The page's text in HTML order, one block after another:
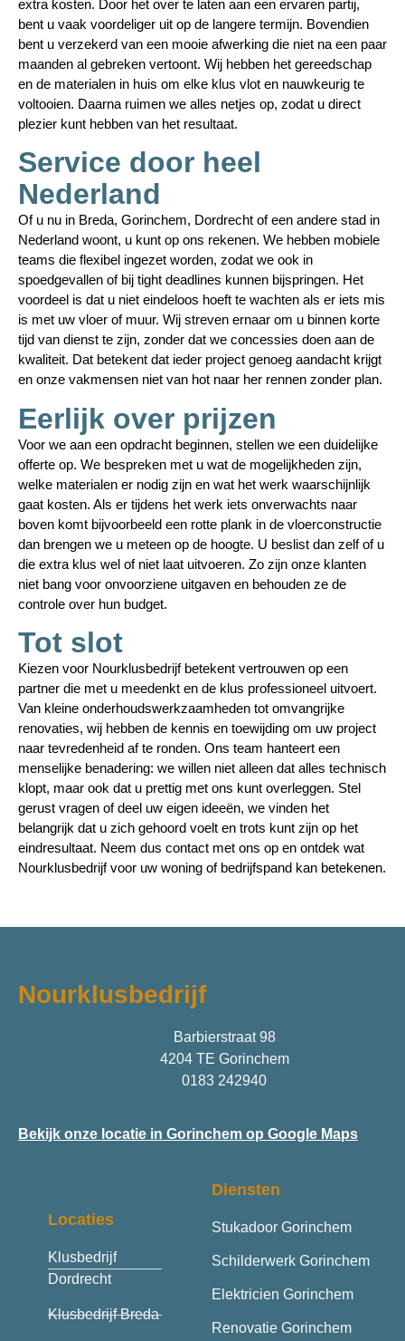
extra kosten. Door het over te laten aan een ervaren partij,
bent u vaak voordeliger uit op de langere termijn. Bovendien
bent u verzekerd van een mooie afwerking die niet na een paar
maanden al gebreken vertoont. Wij hebben het gereedschap
en de materialen in huis om elke klus vlot en nauwkeurig te
voltooien. Daarna ruimen we alles netjes op, zodat u direct
plezier kunt hebben van het resultaat.
Service door heel
Nederland
Of u nu in Breda, Gorinchem, Dordrecht of een andere stad in
Nederland woont, u kunt op ons rekenen. We hebben mobiele
teams die flexibel ingezet worden, zodat we ook in
spoedgevallen of bij tight deadlines kunnen bijspringen. Het
voordeel is dat u niet eindeloos hoeft te wachten als er iets mis
is met uw vloer of muur. Wij streven ernaar om u binnen korte
tijd van dienst te zijn, zonder dat we concessies doen aan de
kwaliteit. Dat betekent dat ieder project genoeg aandacht krijgt
en onze vakmensen niet van hot naar her rennen zonder plan.
Eerlijk over prijzen
Voor we aan een opdracht beginnen, stellen we een duidelijke
offerte op. We bespreken met u wat de mogelijkheden zijn,
welke materialen er nodig zijn en wat het werk waarschijnlijk
gaat kosten. Als er tijdens het werk iets onverwachts naar
boven komt bijvoorbeeld een rotte plank in de vloerconstructie
dan brengen we u meteen op de hoogte. U beslist dan zelf of u
die extra klus wel of niet laat uitvoeren. Zo zijn onze klanten
niet bang voor onvoorziene uitgaven en behouden ze de
controle over hun budget.
Tot slot
Kiezen voor Nourklusbedrijf betekent vertrouwen op een
partner die met u meedenkt en de klus professioneel uitvoert.
Van kleine onderhoudswerkzaamheden tot omvangrijke
renovaties, wij hebben de kennis en toewijding om uw project
naar tevredenheid af te ronden. Ons team hanteert een
menselijke benadering: we willen niet alleen dat alles technisch
klopt, maar ook dat u prettig met ons kunt overleggen. Stel
gerust vragen of deel uw eigen ideeën, we vinden het
belangrijk dat u zich gehoord voelt en trots kunt zijn op het
eindresultaat. Neem dus contact met ons op en ontdek wat
Nourklusbedrijf voor uw woning of bedrijfspand kan betekenen.
Nourklusbedrijf
Barbierstraat 98
4204 TE Gorinchem
0183 242940
Bekijk onze locatie in Gorinchem op Google Maps
Locaties
Klusbedrijf
Dordrecht
Klusbedrijf Breda
Diensten
Stukadoor Gorinchem
Schilderwerk Gorinchem
Elektricien Gorinchem
Renovatie Gorinchem